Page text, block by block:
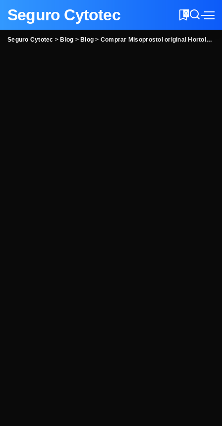
Seguro Cytotec 0
Seguro Cytotec > Blog > Blog > Comprar Misoprostol original Hortolândia